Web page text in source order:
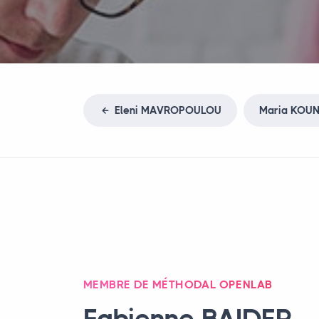
Eleni MAVROPOULOU Maria
MEMBRE DE MÉTHODAL OPENLAB